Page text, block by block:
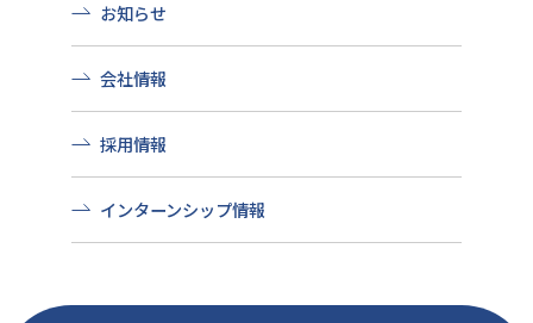
お知らせ
会社情報
採用情報
インターンシップ情報